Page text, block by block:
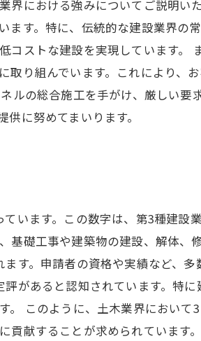
における強みについてご説明い
す。特に、伝統的な建設業界の
ストな建設を実現しています。
り組んでいます。これにより、
の総合施工を手がけ、厳しい要
に努めてまいります。
います。この数字は、第3種建設
礎工事や建築物の建設、解体、
す。申請者の資格や実績など、
があると認知されています。特
このように、土木業界において
献することが求められています。